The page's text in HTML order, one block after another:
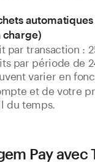
charge)
par transaction :
par période de
varier en
et de votre
du temps.
Pay avec